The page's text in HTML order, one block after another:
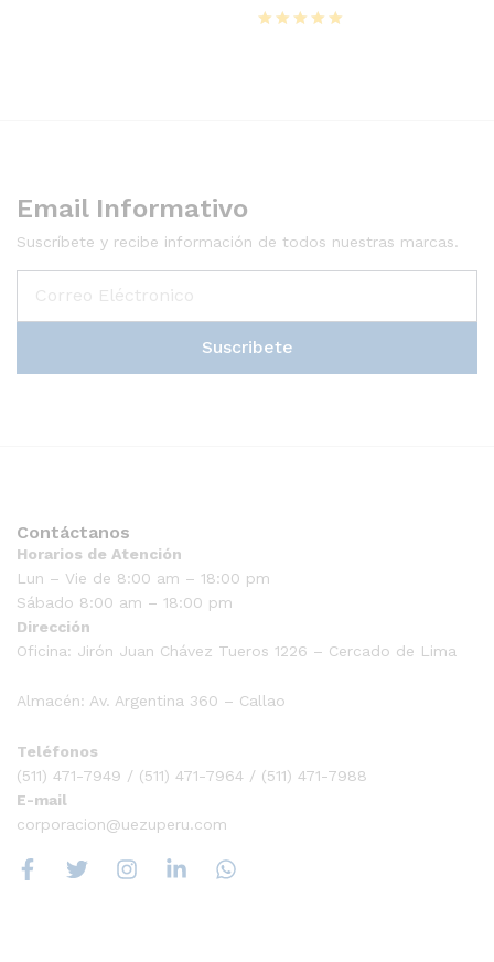
Email Informativo
Suscríbete y recibe información de todos nuestras marcas.
Suscribete
Contáctanos
Horarios de Atención
Lun – Vie de 8:00 am – 18:00 pm
Sábado 8:00 am – 18:00 pm
Dirección
Oficina: Jirón Juan Chávez Tueros 1226 – Cercado de Lima
Almacén: Av. Argentina 360 – Callao
Teléfonos
(511) 471-7949 / (511) 471-7964 / (511) 471-7988
E-mail
corporacion@uezuperu.com